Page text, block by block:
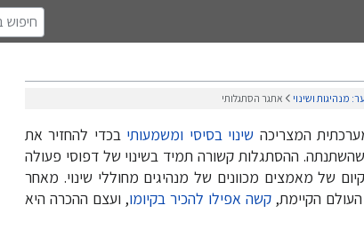
מנהיגות ושינוי אתגר הסתגלותי
המצריכה שינוי בסיסי ומשמעותי בכדי להחזיר את
שהשתנתה. ההסתגלות קשורה תמיד בשינוי של דפוסי פעולה
של מאמצים מכוונים של מנהיגים מחוללי שינוי. מאחר
העולם הקיימת,קשה אפילו להכיר בקיומו, ועצם ההכרה היא